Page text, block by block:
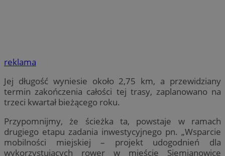
reklama
Jej długość wyniesie około 2,75 km, a przewidziany
termin zakończenia całości tej trasy, zaplanowano na
trzeci kwartał bieżącego roku.
Przypomnijmy, że ścieżka ta, powstaje w ramach
drugiego etapu zadania inwestycyjnego pn. „Wsparcie
mobilności miejskiej – projekt udogodnień dla
wykorzystujących rower w mieście Siemianowice